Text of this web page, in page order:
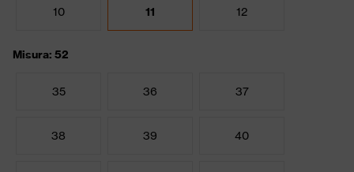
10 11 12
Misura: 52
35 36 37
38 39 40